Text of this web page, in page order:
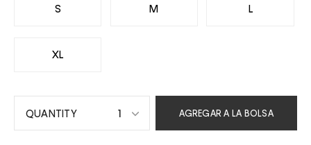
S M L
XL
1 AGREGAR A LA BOLSA